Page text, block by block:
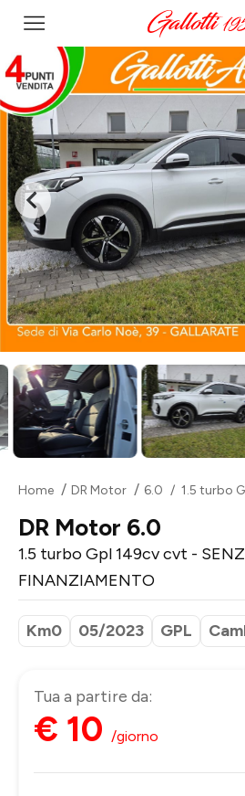
Home DR Motor 6.0 1.5 turbo
DR Motor 6.0
1.5 turbo Gpl 149cv cvt -
FINANZIAMENTO
Km0 05/2023 GPL
Tua a partire da:
€ 10 /giorno